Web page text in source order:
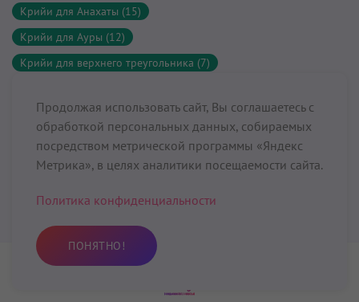
Крийи для Анахаты (15)
Крийи для Ауры (12)
Крийи для верхнего треугольника (7)
Крийи для головного мозга (23)
Крийи для детей и подростков (1)
Крийи для иммунной системы (11)
Крийи для лимфатической системы (6)
Продолжая использовать сайт, Вы соглашаетесь с
обработкой персональных данных, собираемых
посредством метрической программы «Яндекс
Метрика», в целях аналитики посещаемости сайта.
Политика конфиденциальности
ПОНЯТНО!